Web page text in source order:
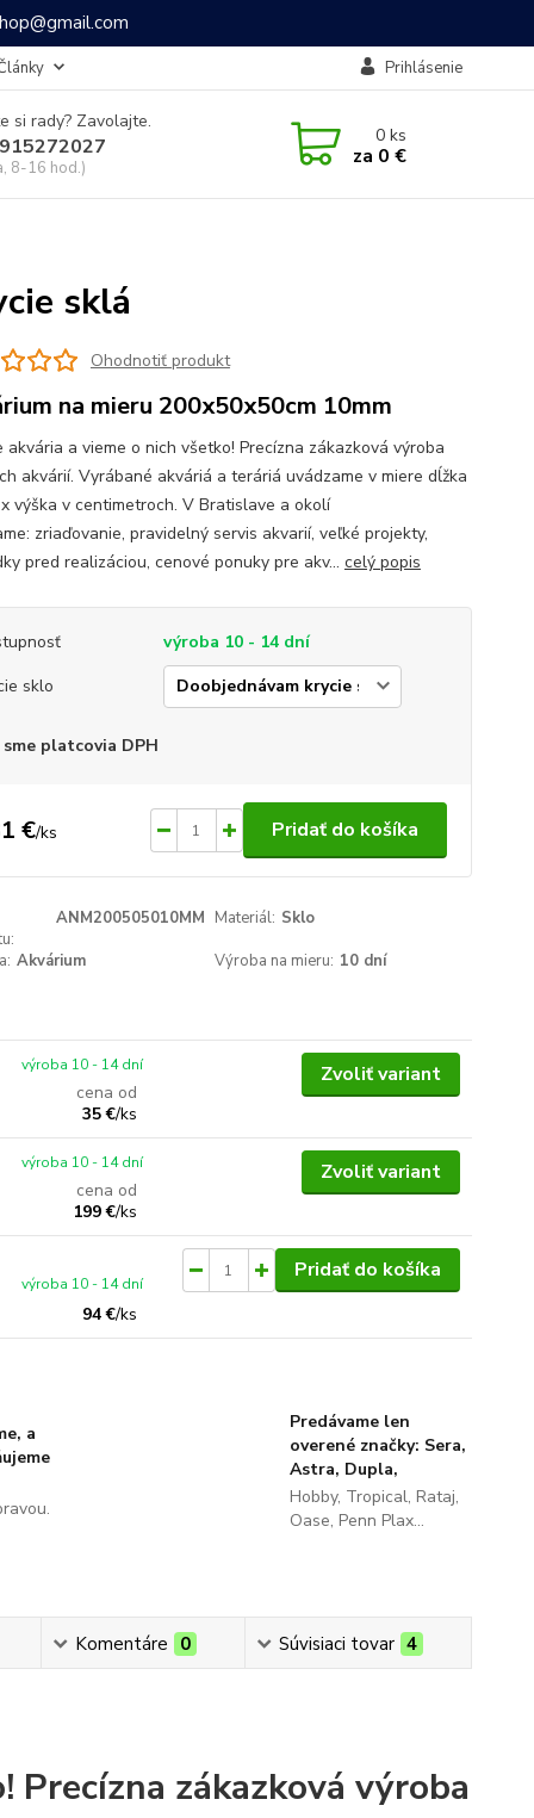
Prihlásenie
si rady? Zavolajte.
8-16 hod.)
0ks
za 0 €
sklá
Ohodnotiť produkt
na mieru 200x50x50cm 10mm
akvária a vieme o nich všetko! Precízna zákazková výroba
akvárií. Vyrábané akváriá a teráriá uvádzame v miere dĺžka
výška v centimetroch. V Bratislave a okolí
zriaďovanie, pravidelný servis akvarií, veľké projekty,
pred realizáciou, cenové ponuky pre akv... celý popis
výroba 10 - 14 dní
sklo
sme platcovia DPH
€/ks Pridať do košíka
ANM200505010MM Materiál: Sklo
Akvárium Výroba na mieru: 10 dní
cena od
35 €/ks
výroba 10 - 14 dní Zvoliť variant
cena od
199 €/ks
výroba 10 - 14 dní Zvoliť variant
94 €/ks
výroba 10 - 14 dní
Pridať do košíka
a
Predávame len
overené značky: Sera,
Astra, Dupla,
Hobby, Tropical, Rataj,
Oase, Penn Plax...
Komentáre 0 Súvisiaci tovar 4
Precízna zákazková výroba